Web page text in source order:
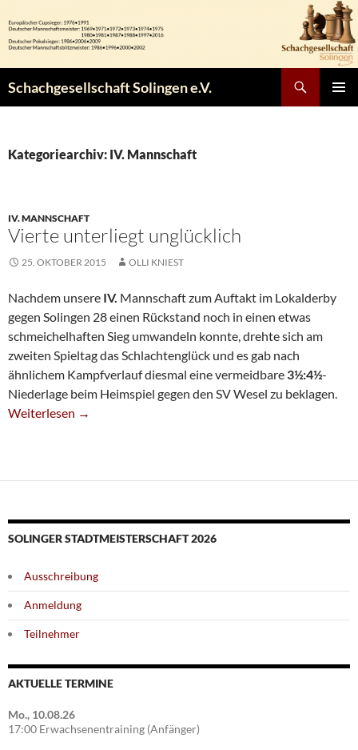
Inhalt
springen
Schachgesellschaft Solingen e.V.
Kategoriearchiv: IV. Mannschaft
IV. MANNSCHAFT
Vierte unterliegt unglücklich
25. OKTOBER 2015 OLLI KNIEST
Nachdem unsere IV. Mannschaft zum Auftakt im Lokalderby
gegen Solingen 28 einen Rückstand noch in einen etwas
schmeichelhaften Sieg umwandeln konnte, drehte sich am
zweiten Spieltag das Schlachtenglück und es gab nach
ähnlichem Kampfverlauf diesmal eine vermeidbare 3½:4½-
Niederlage beim Heimspiel gegen den SV Wesel zu beklagen.
Vierte Unterliegt Unglücklich
Weiterlesen →
SOLINGER STADTMEISTERSCHAFT 2026
Ausschreibung
Anmeldung
Teilnehmer
AKTUELLE TERMINE
Mo., 10.08.26
17:00 Erwachsenentraining (Anfänger)